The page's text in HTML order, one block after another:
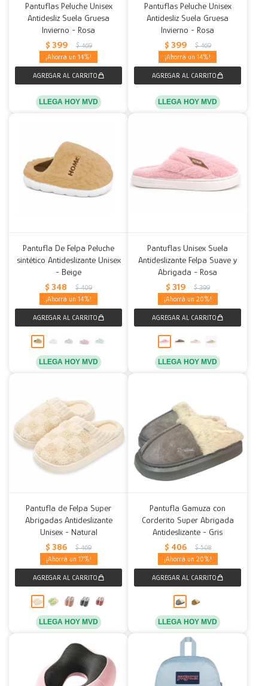
Pantuflas Peluche Unisex
Antidesliz Suela Gruesa
Invierno - Rosa
$ 399 $ 469
14
LLEGA HOY MVD
Pantuflas Peluche Unisex
Antidesliz Suela Gruesa
Invierno - Rosa
$ 399 $ 469
14
LLEGA HOY MVD
Pantufla De Felpa Peluche
sintético Antideslizante Unisex
- Beige
$ 348 $ 409
14
LLEGA HOY MVD
Pantuflas Unisex Suela
Antideslizante Felpa Suave y
Abrigada - Rosa
$ 319 $ 399
20
LLEGA HOY MVD
Pantufla de Felpa Super
Abrigadas Antideslizante
Unisex - Natural
$ 386 $ 469
17
LLEGA HOY MVD
Pantufla Gamuza con
Corderito Super Abrigada
Antideslizante - Gris
$ 406 $ 508
20
LLEGA HOY MVD